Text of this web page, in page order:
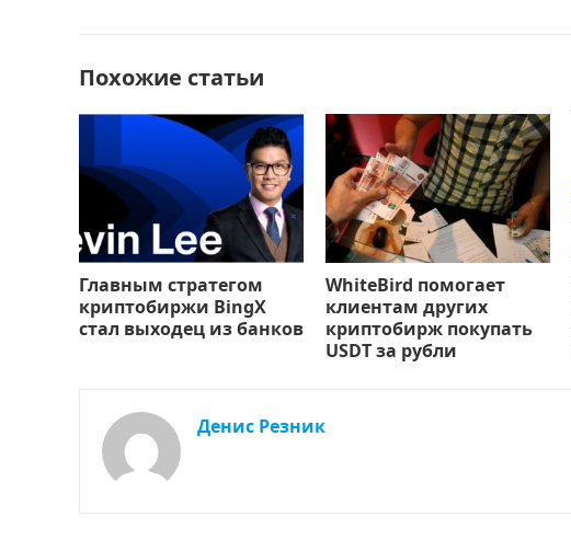
k т
ь
Похожие статьи
Главным стратегом
криптобиржи BingX
стал выходец из банков
WhiteBird помогает
клиентам других
криптобирж покупать
USDT за рубли
Денис Резник